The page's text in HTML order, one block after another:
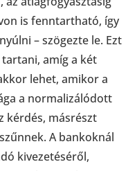
is fenntartható, így
– szögezte le. Ezt
amíg a két
lehet, amikor a
a normalizálódott
kérdés, másrészt
A bankoknál
kivezetéséről,